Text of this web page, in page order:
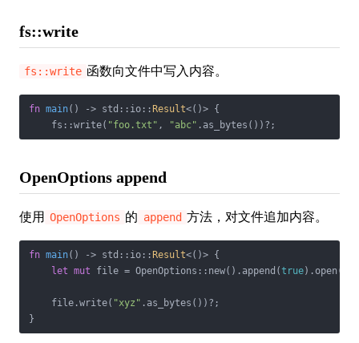
fs::write
fs::write 函数向文件中写入内容。
fn main() -> std::io:: Result<()> {
    fs::write(
"foo.txt" , "abc" .as_bytes())?;
OpenOptions append
使用 OpenOptions 的 append 方法，对文件追加内容。
fn main() -> std::io:: Result<()> {
let mut file = OpenOptions::new().append(true).open(
    file.write(
"xyz" .as_bytes())?;
}